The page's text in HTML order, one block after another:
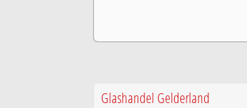
Glashandel Gelderland